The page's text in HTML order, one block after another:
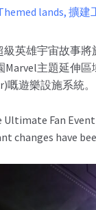
lands, 擴建
級英雄宇宙故事
Marvel主題延伸
嘅遊樂設施系統。
Ultimate Fan
changes have